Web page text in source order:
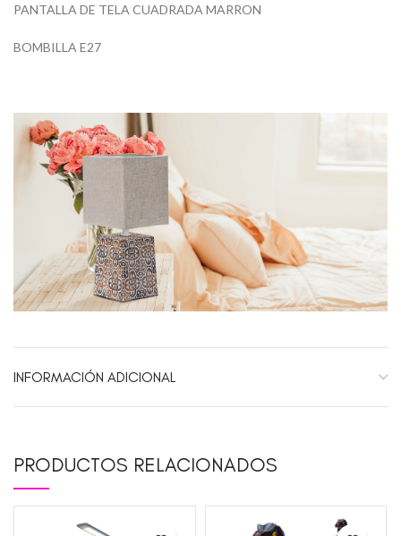
PANTALLA DE TELA CUADRADA MARRON
BOMBILLA E27
INFORMACIÓN ADICIONAL
PRODUCTOS RELACIONADOS